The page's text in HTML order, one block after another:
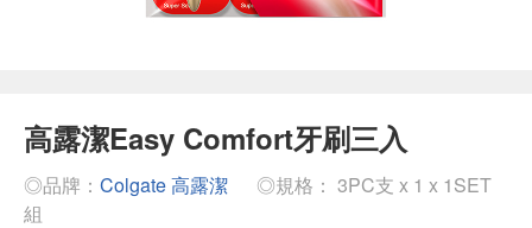
高露潔Easy Comfort牙刷三入
◎品牌： Colgate 高露潔
◎規格： 3PC支 x 1 x 1SET
組